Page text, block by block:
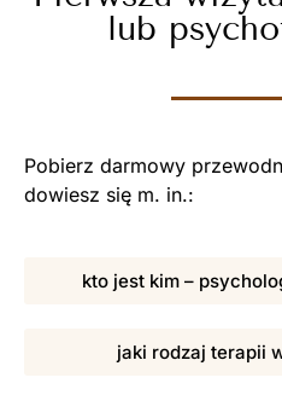
lub
Pobierz darmowy
dowiesz się m. in.:
kto jest kim –
jaki rodzaj terapii